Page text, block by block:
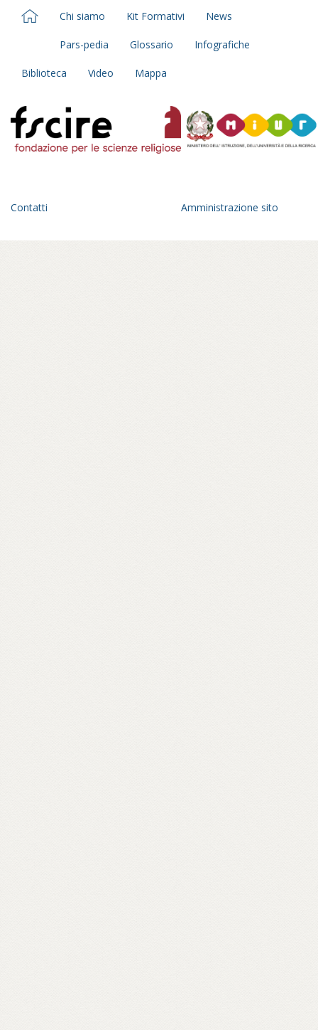
Chi siamo Kit Formativi News
Pars-pedia Glossario Infografiche
Biblioteca Video Mappa
Contatti Amministrazione sito